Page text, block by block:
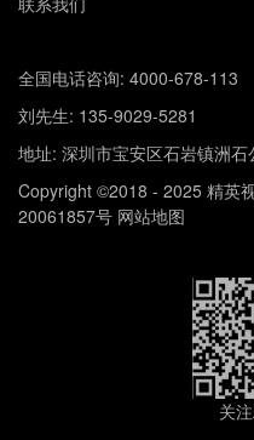
全国电话咨询: 4000-678-113
刘先生: 135-9029-5281
地址: 深圳市宝安区石岩镇洲
Copyright ©2018 - 2025 精英
20061857号 网站地图
关